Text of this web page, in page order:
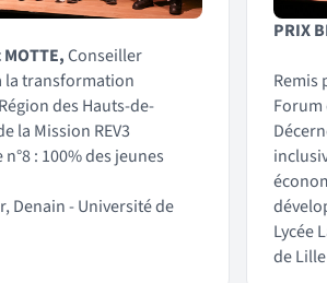
MOTTE,Conseiller
la transformation
des Hauts-de-
la Mission REV3
: 100% des jeunes
Denain - Université de
PRIX
Remis
Forum
Lycée
de Lille